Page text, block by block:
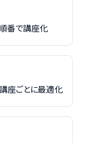
番で講座化
講座ごとに最適化